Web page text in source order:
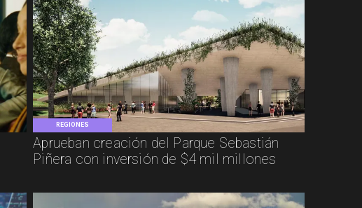
REGIONES
Aprueban creación del Parque Sebastián
Piñera con inversión de $4 mil millones